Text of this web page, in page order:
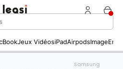
Jeux VidéosiPadAirpodsImage
Samsung